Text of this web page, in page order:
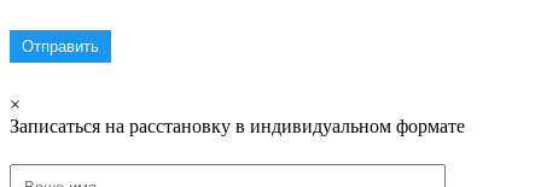
×
Записаться на расстановку в индивидуальном формате